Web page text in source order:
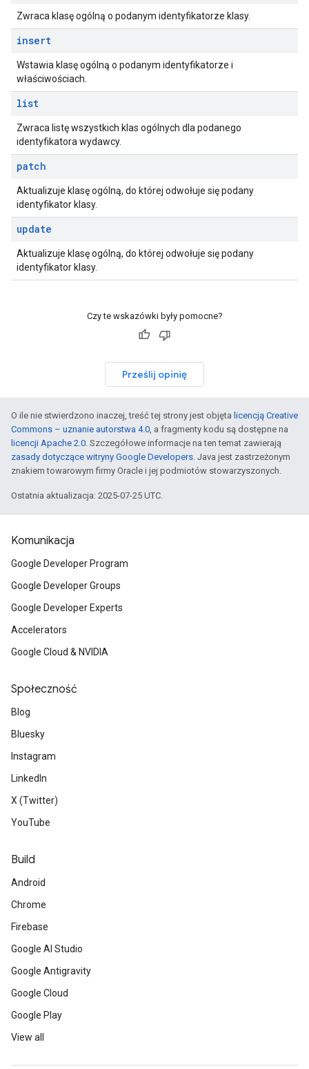
Zwraca klasę ogólną o podanym identyfikatorze klasy.
insert
Wstawia klasę ogólną o podanym identyfikatorze i
właściwościach.
list
Zwraca listę wszystkich klas ogólnych dla podanego
identyfikatora wydawcy.
patch
Aktualizuje klasę ogólną, do której odwołuje się podany
identyfikator klasy.
update
Aktualizuje klasę ogólną, do której odwołuje się podany
identyfikator klasy.
Czy te wskazówki były pomocne?
Prześlij opinię
O ile nie stwierdzono inaczej, treść tej strony jest objęta licencją Creative
Commons – uznanie autorstwa 4.0, a fragmenty kodu są dostępne na
licencji Apache 2.0. Szczegółowe informacje na ten temat zawierają
zasady dotyczące witryny Google Developers. Java jest zastrzeżonym
znakiem towarowym firmy Oracle i jej podmiotów stowarzyszonych.
Ostatnia aktualizacja: 2025-07-25 UTC.
Komunikacja
Google Developer Program
Google Developer Groups
Google Developer Experts
Accelerators
Google Cloud & NVIDIA
Społeczność
Blog
Bluesky
Instagram
LinkedIn
X (Twitter)
YouTube
Build
Android
Chrome
Firebase
Google AI Studio
Google Antigravity
Google Cloud
Google Play
View all